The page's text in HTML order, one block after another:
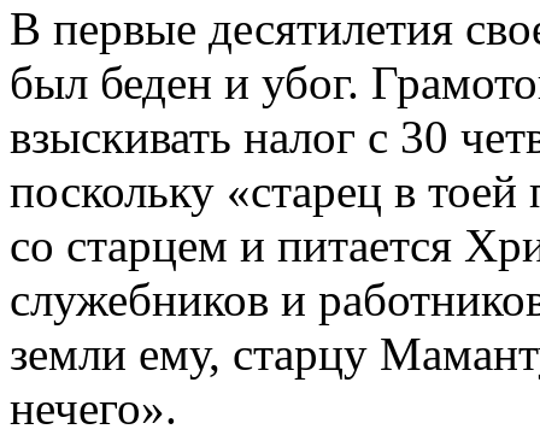
В первые десятилетия
был беден и убог.
взыскивать налог с 30
поскольку «старец в
со старцем и питается
служебников и
земли ему, старцу
нечего».